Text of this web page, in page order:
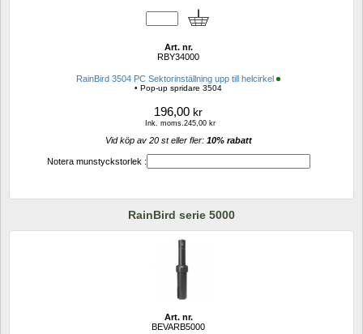
Art. nr.
RBY34000
RainBird 3504 PC Sektorinställning upp till helcirkel
• Pop-up spridare 3504
196,00 kr
Ink. moms.245,00 kr
Vid köp av 20 st eller fler: 10% rabatt
Notera munstyckstorlek :
RainBird serie 5000
Art. nr.
BEVARB5000